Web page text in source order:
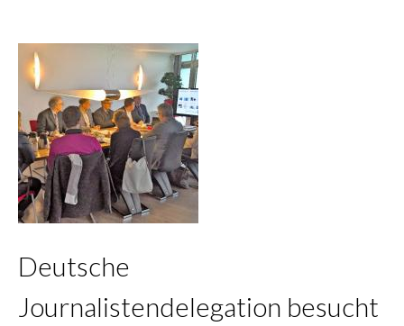
Deutsche
Journalistendelegation besucht